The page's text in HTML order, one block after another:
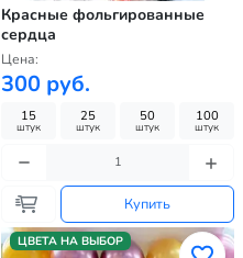
Красные фольгированные
сердца
Цена:
300 руб.
15
штук
25
штук
50
штук
100
штук
Купить
ЦВЕТА НА ВЫБОР